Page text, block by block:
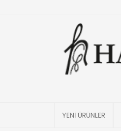
YENİ ÜRÜNLER